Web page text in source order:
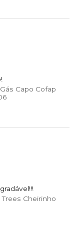
Capo Cofap
Cheirinho